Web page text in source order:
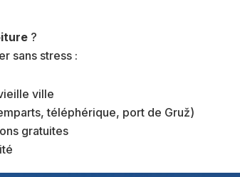
?
sans stress :
ville
téléphérique, port de Gruž)
gratuites